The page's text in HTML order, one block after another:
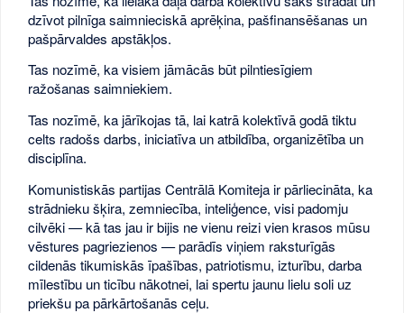
dzīvot pilnīga saimnieciskā aprēķina, pašfinansēšanas un
pašpārvaldes apstākļos.
Tas nozīmē, ka visiem jāmācās būt pilntiesīgiem
ražošanas saimniekiem.
Tas nozīmē, ka jārīkojas tā, lai katrā kolektīvā godā tiktu
celts radošs darbs, iniciatīva un atbildība, organizētība un
disciplīna.
Komunistiskās partijas Centrālā Komiteja ir pārliecināta, ka
strādnieku šķira, zemniecība, inteliģence, visi padomju
cilvēki — kā tas jau ir bijis ne vienu reizi vien krasos mūsu
vēstures pagriezienos — parādīs viņiem raksturīgās
cildenās tikumiskās īpašības, patriotismu, izturību, darba
mīlestību un ticību nākotnei, lai spertu jaunu lielu soli uz
priekšu pa pārkārtošanās ceļu.